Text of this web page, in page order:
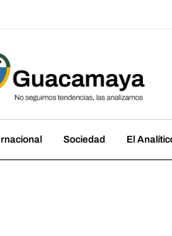
Sociedad El